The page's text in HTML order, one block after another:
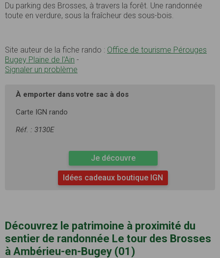
Du parking des Brosses, à travers la forêt. Une randonnée
toute en verdure, sous la fraîcheur des sous-bois.
Site auteur de la fiche rando : Office de tourisme Pérouges
Bugey Plaine de l'Ain -
Signaler un problème
À emporter dans votre sac à dos
Carte IGN rando
Réf. : 3130E
Je découvre
Idées cadeaux boutique IGN
Découvrez le patrimoine à proximité du
sentier de randonnée Le tour des Brosses
à Ambérieu-en-Bugey (01)